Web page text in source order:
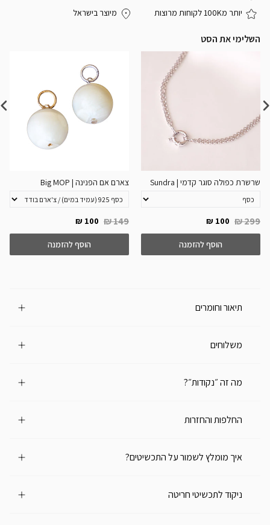
יותר מ100K לקוחות מרוצות
מיוצר בישראל
השלימי את הסט
שרשרת כפולה סוגר קדמי | Sundra
100 ₪ 299 ₪
הוסף להזמנה
צארם אם הפנינה | Big MOP
100 ₪ 149 ₪
הוסף להזמנה
תיאור וחומרים
משלוחים
מה זה ״נקודות״?
החלפות והחזרות
איך מומלץ לשמור על התכשיטים?
ניקוד לתכשיטי חריטה